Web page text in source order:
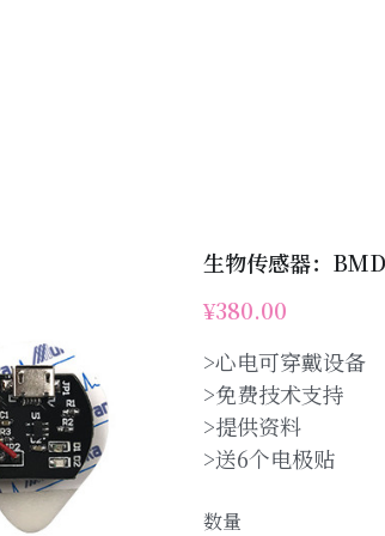
生物传感器：
¥380.00
>心电可穿戴设备
>免费技术支持
>提供资料
>送6个电极贴
数量